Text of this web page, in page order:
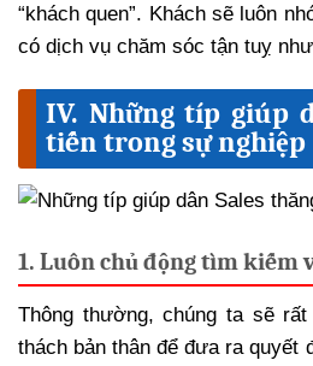
“khách quen”. Khách sẽ luôn
có dịch vụ chăm sóc tận tuỵ
IV. Những típ giúp
tiến trong sự nghiệp
1. Luôn chủ động tìm kiếm
Thông thường, chúng ta sẽ
thách bản thân để đưa ra quyết